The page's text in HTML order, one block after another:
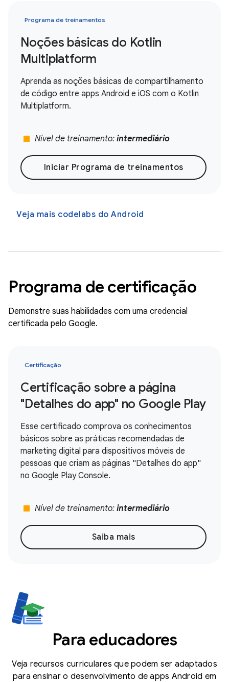
Programa de treinamentos
Noções básicas do Kotlin
Multiplatform
Aprenda as noções básicas de compartilhamento
de código entre apps Android e iOS com o Kotlin
Multiplatform.
stop Nível de treinamento: intermediário
Iniciar Programa de treinamentos
Veja mais codelabs do Android
Programa de certificação
Demonstre suas habilidades com uma credencial
certificada pelo Google.
Certificação
Certificação sobre a página
"Detalhes do app" no Google Play
Esse certificado comprova os conhecimentos
básicos sobre as práticas recomendadas de
marketing digital para dispositivos móveis de
pessoas que criam as páginas "Detalhes do app"
no Google Play Console.
stop Nível de treinamento: intermediário
Saiba mais
Para educadores
Veja recursos curriculares que podem ser adaptados
para ensinar o desenvolvimento de apps Android em